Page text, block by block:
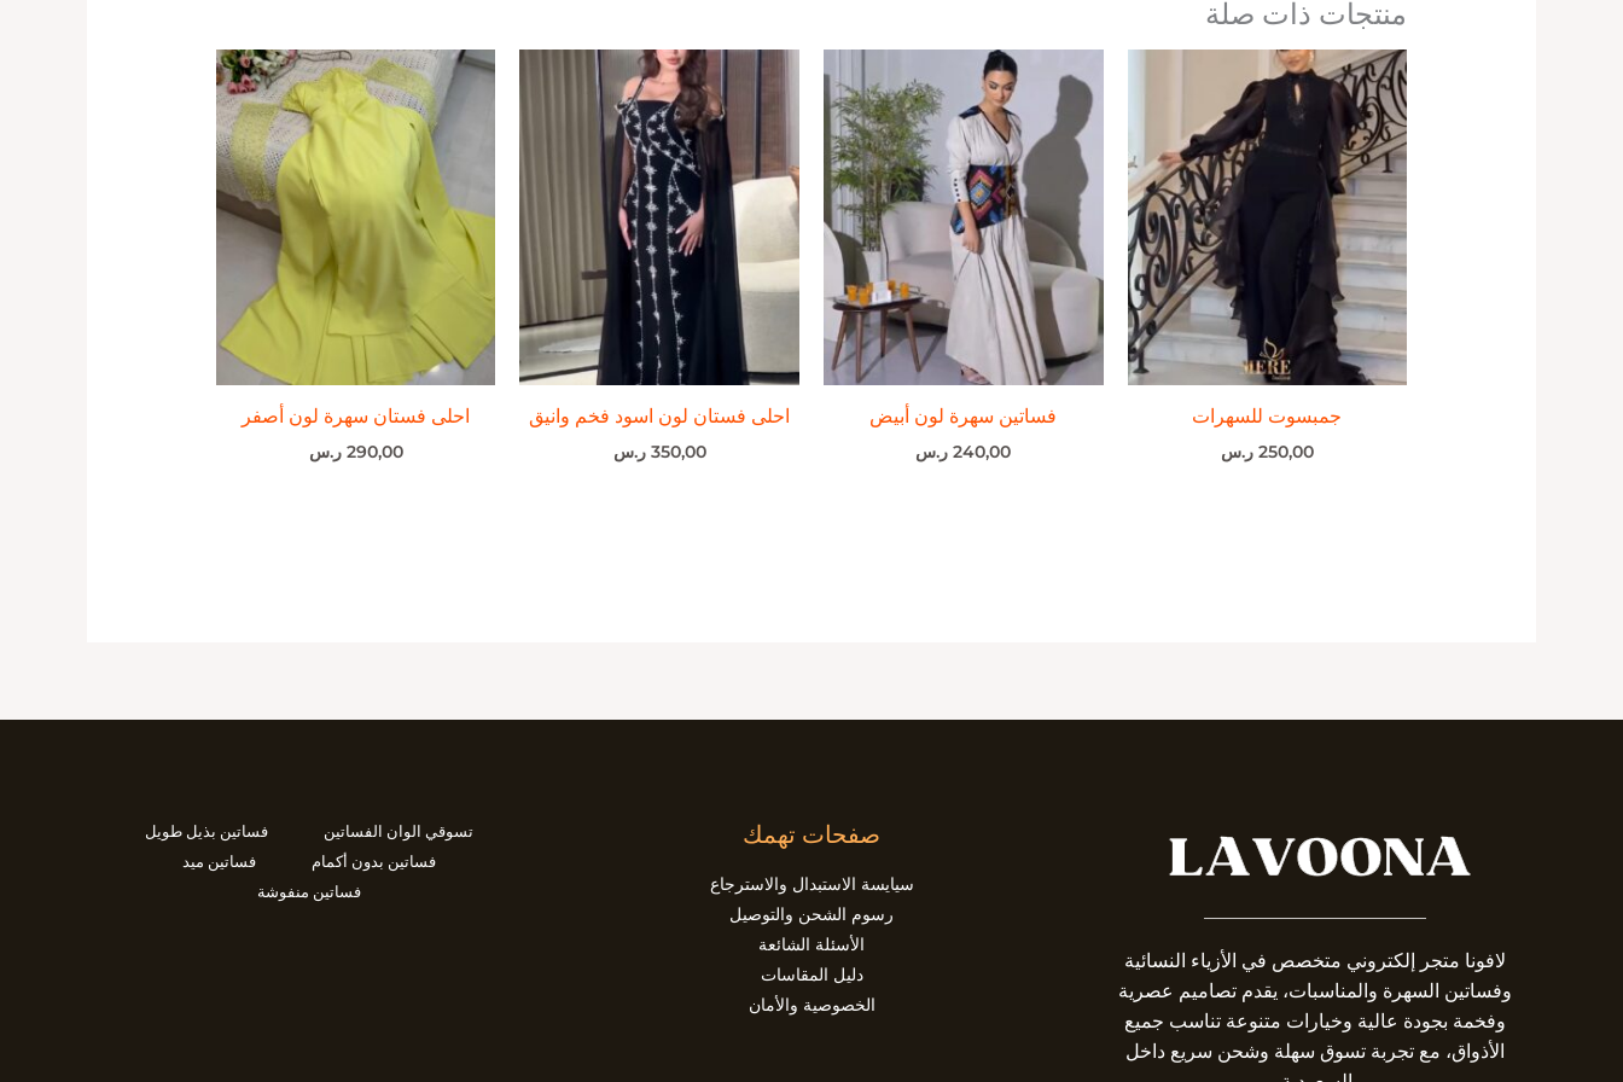
منتجات ذات صلة
جمبسوت للسهرات
250,00 ر.س
فساتين سهرة لون أبيض
240,00 ر.س
احلى فستان لون اسود فخم وانيق
350,00 ر.س
احلى فستان سهرة لون أصفر
290,00 ر.س
لافونا متجر إلكتروني متخصص في الأزياء النسائية
وفساتين السهرة والمناسبات، يقدم تصاميم عصرية
وفخمة بجودة عالية وخيارات متنوعة تناسب جميع
الأذواق، مع تجربة تسوق سهلة وشحن سريع داخل
صفحات تهمك
سيايسة الاستبدال والاسترجاع
رسوم الشحن والتوصيل
الأسئلة الشائعة
دليل المقاسات
الخصوصية والأمان
تسوقي الوان الفساتين
فساتين بذيل طويل
فساتين بدون أكمام
فساتين ميد
فساتين منفوشة